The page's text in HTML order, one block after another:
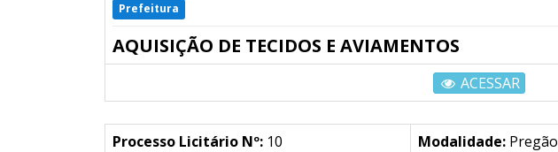
Prefeitura
AQUISIÇÃO DE TECIDOS E AVIAMENTOS
ACESSAR
Processo Licitário Nº:10 Modalidade:Pregão